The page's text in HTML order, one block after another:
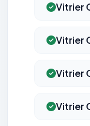
Vitrier
Vitrier
Vitrier
Vitrier